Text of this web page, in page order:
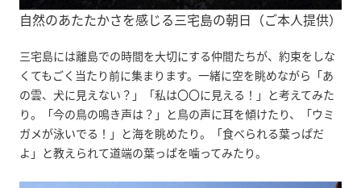
自然のあたたかさを感じる三宅島の朝日（ご本人提供）
三宅島には離島での時間を大切にする仲間たちが、約束をしな
くてもごく当たり前に集まります。一緒に空を眺めながら「あ
の雲、犬に見えない？」「私は〇〇に見える！」と考えてみた
り。「今の鳥の鳴き声は？」と鳥の声に耳を傾けたり、「ウミ
ガメが泳いでる！」と海を眺めたり。「食べられる葉っぱだ
よ」と教えられて道端の葉っぱを噛ってみたり。